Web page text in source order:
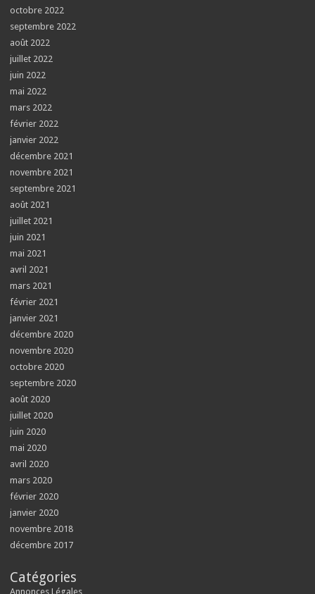
octobre 2022
septembre 2022
août 2022
juillet 2022
juin 2022
mai 2022
mars 2022
février 2022
janvier 2022
décembre 2021
novembre 2021
septembre 2021
août 2021
juillet 2021
juin 2021
mai 2021
avril 2021
mars 2021
février 2021
janvier 2021
décembre 2020
novembre 2020
octobre 2020
septembre 2020
août 2020
juillet 2020
juin 2020
mai 2020
avril 2020
mars 2020
février 2020
janvier 2020
novembre 2018
décembre 2017
Catégories
Annonces Légales